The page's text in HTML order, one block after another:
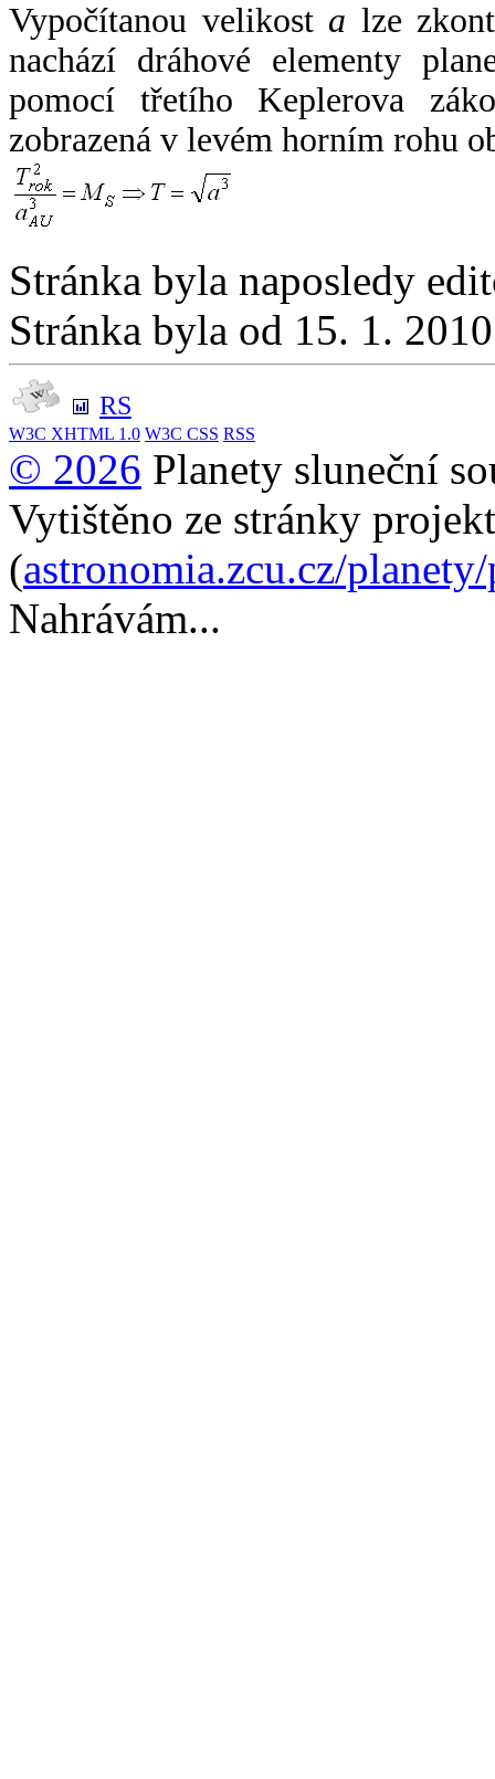
Vypočítanou velikost a lze
nachází dráhové elementy
pomocí třetího Keplerova
zobrazená v levém horním rohu
Stránka byla naposledy
Stránka byla od 15. 1.
RS
W3C XHTML 1.0 W3C CSS RSS
© 2026 Planety sluneční
Vytištěno ze stránky
(astronomia.zcu.cz/
Nahrávám...